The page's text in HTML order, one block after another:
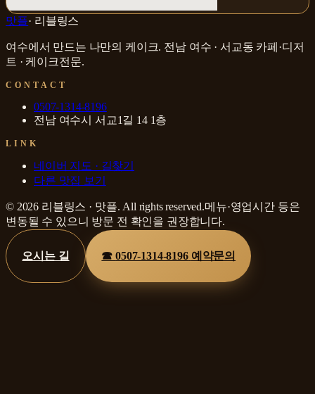
맛플· 리블링스
여수에서 만드는 나만의 케이크. 전남 여수 · 서교동 카페·디저
트 · 케이크전문.
CONTACT
0507-1314-8196
전남 여수시 서교1길 14 1층
LINK
네이버 지도 · 길찾기
다른 맛집 보기
© 2026 리블링스 · 맛플. All rights reserved.메뉴·영업시간 등은
변동될 수 있으니 방문 전 확인을 권장합니다.
오시는 길 ☎0507-1314-8196 예약문의